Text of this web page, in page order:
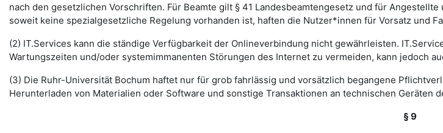
nach den gesetzlichen Vorschriften. Für Beamte gilt § 41 Landesbeamtengesetz und für
soweit keine spezialgesetzliche Regelung vorhanden ist, haften die Nutzer*innen für Vorsatz und
(2) IT.Services kann die ständige Verfügbarkeit der Onlineverbindung nicht gewährleisten.
Wartungszeiten und/oder systemimmanenten Störungen des Internet zu vermeiden, kann jedoch
(3) Die Ruhr-Universität Bochum haftet nur für grob fahrlässig und vorsätzlich begangene
Herunterladen von Materialien oder Software und sonstige Transaktionen an technischen Geräten
§ 9